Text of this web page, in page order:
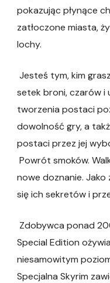
pokazując płynące
zatłoczone miasta,
lochy.
Jesteś tym, kim
setek broni, czarów i
tworzenia postaci
dowolność gry, a
postaci przez jej
Powrót smoków.
nowe doznanie.
się ich sekretów i
Zdobywca ponad
Special Edition
niesamowitym
Specjalna Skyrim